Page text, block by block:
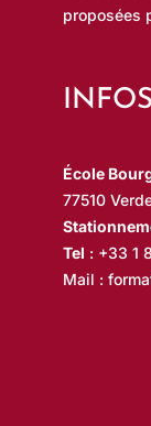
proposées
École
77510
Tel : +33 1
Mail :